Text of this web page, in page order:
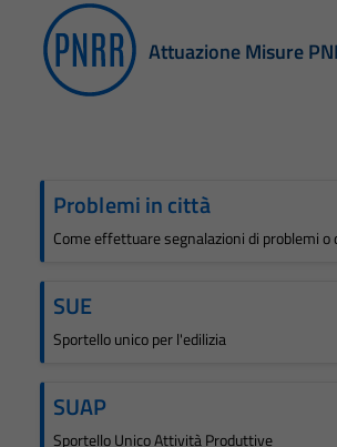
Attuazione Misure
Problemi in città
Come effettuare segnalazioni di problemi o
SUE
Sportello unico per l'edilizia
SUAP
Sportello Unico Attività Produttive